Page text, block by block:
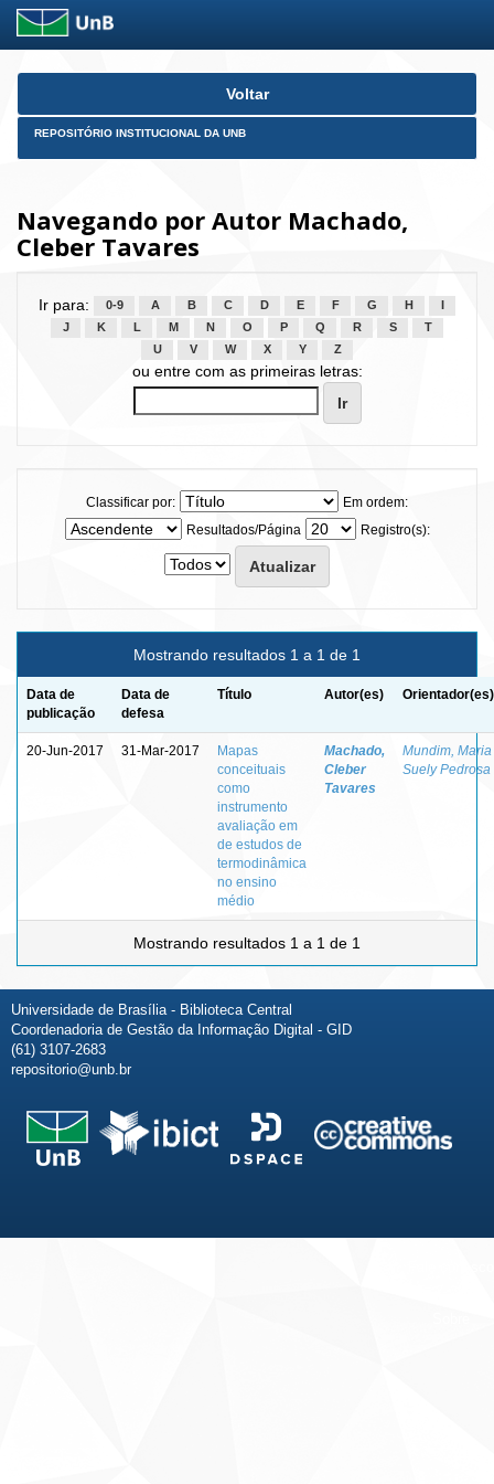
Skip
Voltar
REPOSITÓRIO INSTITUCIONAL DA UNB
Navegando por Autor Machado,
Cleber Tavares
Ir para: 0-9 A B C D E F G H
J
K L M N O P Q R S
T
U
V W X Y Z
ou entre com as primeiras letras:
Classificar por:
Em ordem:
Resultados/Página
Registro(s):
Mostrando resultados 1 a 1 de 1
Data de
publicação
Data de
defesa
Título Autor(es) Orientador(es)
20-Jun-2017 31-Mar-2017
Mapas
conceituais
como
instrumento
avaliação em
de estudos de
termodinâmica
no ensino
médio
Machado,
Cleber
Tavares
Mundim, Maria
Suely Pedrosa
Mostrando resultados 1 a 1 de 1
Universidade de Brasília - Biblioteca Central
Coordenadoria de Gestão da Informação Digital - GID
(61) 3107-2683
repositorio@unb.br